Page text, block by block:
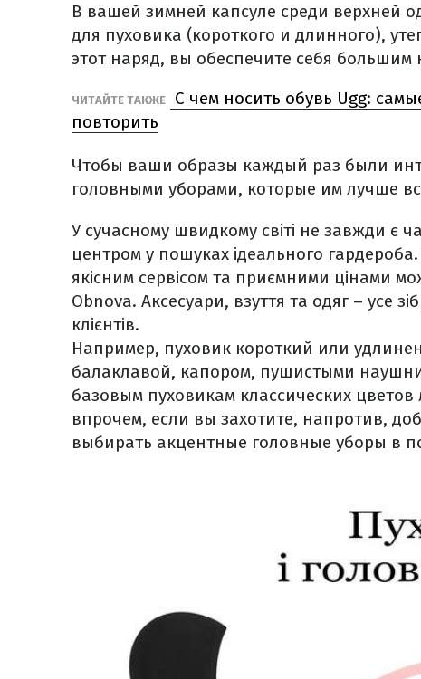
В вашей зимней капсуле среди верхней
для пуховика (короткого и длинного),
этот наряд, вы обеспечите себя
ЧИТАЙТЕ ТАКЖЕ
С чем носить обувь Ugg:
повторить
Чтобы ваши образы каждый раз были
головными уборами, которые им лучше
У сучасному швидкому світі не завжди є
центром у пошуках ідеального
якісним сервісом та приємними цінами
Obnova. Аксесуари, взуття та одяг – усе
клієнтів.
Например, пуховик короткий или
балаклавой, капором, пушистыми
базовым пуховикам классических
впрочем, если вы захотите, напротив,
выбирать акцентные головные уборы в